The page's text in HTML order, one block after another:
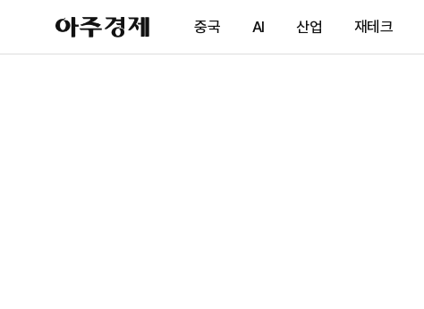
아
주
제
중국 AI 산업 재테크